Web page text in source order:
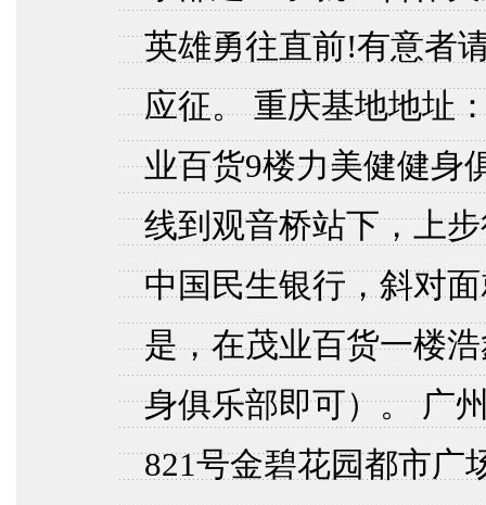
英雄勇往直前!有意者
应征。 重庆基地地址
业百货9楼力美健健身
线到观音桥站下，上
中国民生银行，斜对
是，在茂业百货一楼
身俱乐部即可）。 广
821号金碧花园都市广